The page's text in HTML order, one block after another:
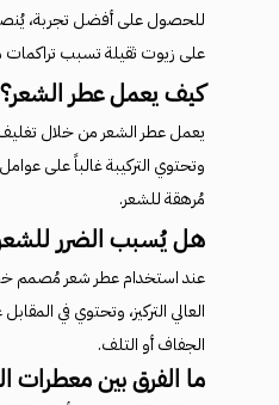
للحصول على أفضل تجربة،
على زيوت ثقيلة تسبب تراكمات
كيف يعمل عطر الشعر؟
يعمل عطر الشعر من خلال تغليف
وتحتوي التركيبة غالباً على
مُرهقة للشعر.
هل يُسبب الضرر
عند استخدام عطر شعر مُصمم
العالي التركيز، وتحتوي في
الجفاف أو التلف.
ما الفرق بين معطرات